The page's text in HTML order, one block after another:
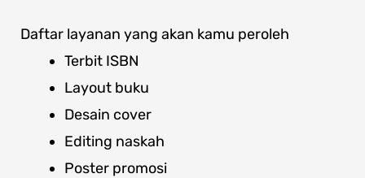
Daftar layanan yang akan kamu peroleh
Terbit ISBN
Layout buku
Desain cover
Editing naskah
Poster promosi